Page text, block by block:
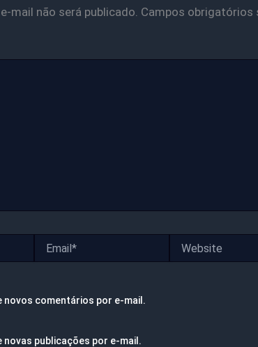
mail não será publicado. Campos obrigatórios
novos comentários por e-mail.
publicações por e-mail.